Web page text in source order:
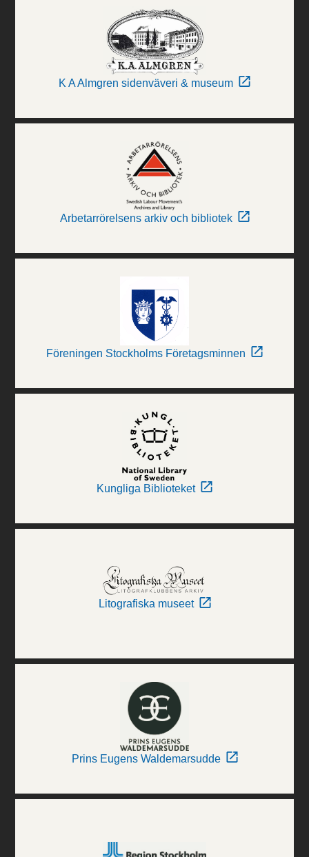
K A Almgren sidenväveri & museum
Arbetarrörelsens arkiv och bibliotek
Föreningen Stockholms Företagsminnen
Kungliga Biblioteket
Litografiska museet
Prins Eugens Waldemarsudde